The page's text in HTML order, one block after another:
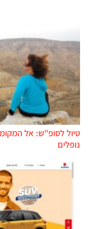
טיול לסופ"ש: אל
נופלים